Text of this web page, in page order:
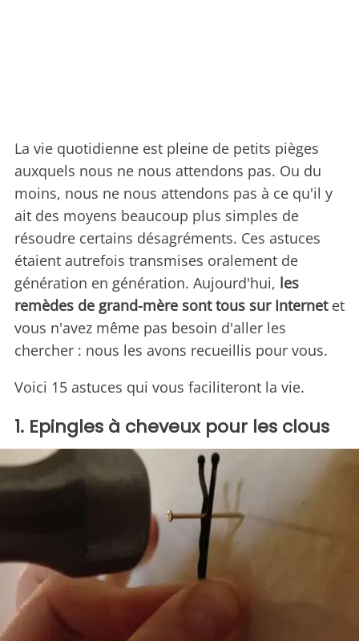
La vie quotidienne est pleine de petits pièges
auxquels nous ne nous attendons pas. Ou du
moins, nous ne nous attendons pas à ce qu'il y
ait des moyens beaucoup plus simples de
résoudre certains désagréments. Ces astuces
étaient autrefois transmises oralement de
génération en génération. Aujourd'hui, les
remèdes de grand-mère sont tous sur Internetet
vous n'avez même pas besoin d'aller les
chercher : nous les avons recueillis pour vous.
Voici 15 astuces qui vous faciliteront la vie.
1. Epingles à cheveux pour les clous